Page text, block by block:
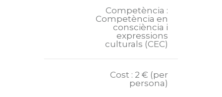
Competència :
Competència en
consciència i
expressions
culturals (CEC)
Cost : 2 € (per
persona)